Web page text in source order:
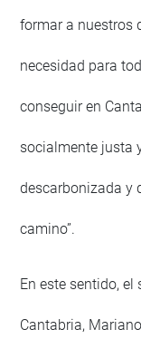
formar a nuestros
necesidad para
conseguir en
socialmente justa
descarbonizada y
camino”.
En este sentido, el
Cantabria,